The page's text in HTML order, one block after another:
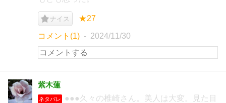
ナイス ★27
コメント(1) 2024/11/30
紫木蓮
ネタバレ
●●●久々の椎崎さん。美人は大変。見た目